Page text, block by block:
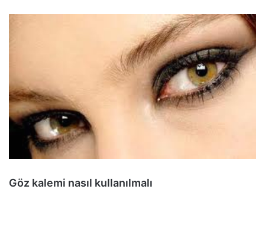
Göz kalemi nasıl kullanılmalı